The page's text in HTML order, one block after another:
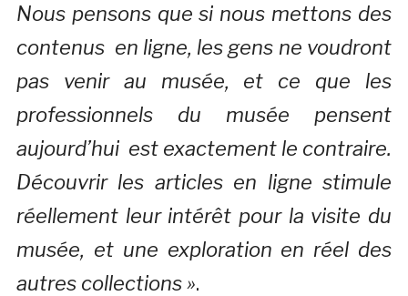
Nous pensons que si nous mettons des
contenus en ligne, les gens ne voudront
pas venir au musée, et ce que les
professionnels du musée pensent
aujourd’hui est exactement le contraire.
Découvrir les articles en ligne stimule
réellement leur intérêt pour la visite du
musée, et une exploration en réel des
autres collections ».